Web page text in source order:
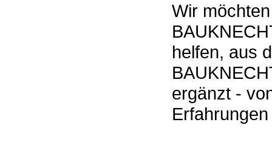
Wir
helfen, aus
ergänzt -